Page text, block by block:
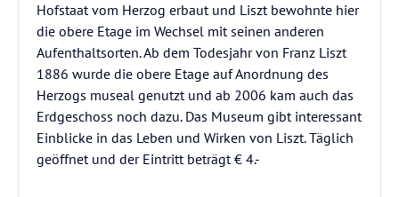
Hofstaat vom Herzog erbaut und Liszt bewohnte hier
die obere Etage im Wechsel mit seinen anderen
Aufenthaltsorten. Ab dem Todesjahr von Franz Liszt
1886 wurde die obere Etage auf Anordnung des
Herzogs museal genutzt und ab 2006 kam auch das
Erdgeschoss noch dazu. Das Museum gibt interessant
Einblicke in das Leben und Wirken von Liszt. Täglich
geöffnet und der Eintritt beträgt € 4.-